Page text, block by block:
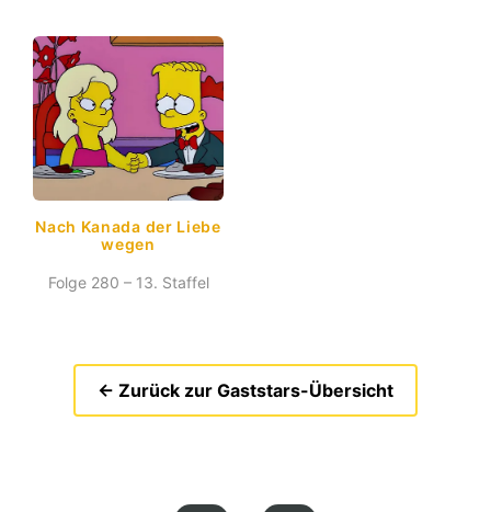
Nach Kanada der Liebe
wegen
Folge 280 – 13. Staffel
← Zurück zur Gaststars-Übersicht